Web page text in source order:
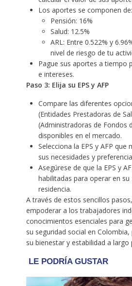
Los aportes se componen de:
Pensión: 16%
Salud: 12.5%
ARL: Entre 0.522% y
nivel de riesgo de tu
Pague sus aportes a tiempo
e intereses.
Paso 3: Elija su EPS y AFP
Compare las diferentes
(Entidades Prestadoras de
(Administradoras de Fondos
disponibles en el mercado.
Selecciona la EPS y AFP que
sus necesidades y
Asegúrese de que la EPS y
habilitadas para operar en su
residencia.
A través de estos sencillos
empoderar a los trabajadores
conocimientos esenciales para
su seguridad social en
su bienestar y estabilidad a largo